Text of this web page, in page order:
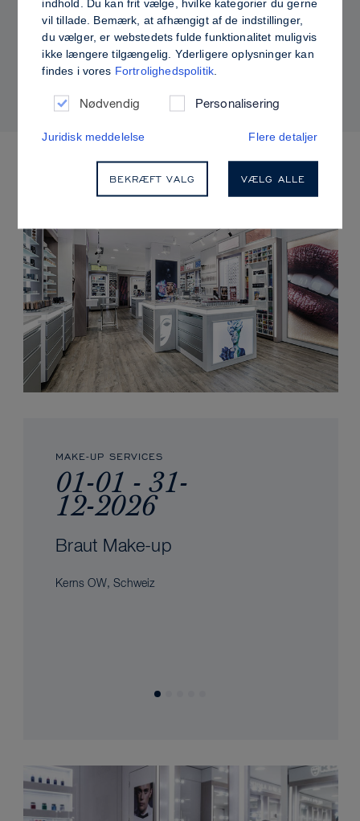
PRO TIPS
Dewy vs. Oily Skin: How to Set Sculpt &
Glow for a Radiant, Shine-Controlled Finish
KOMMENDE ARRANGEMENTER
MAKE-UP SERVICES
01-01 - 31-
12-2026
Braut Make-up
Kerns OW, Schweiz
indhold. Du kan frit vælge, hvilke kategorier du gerne
vil tillade. Bemærk, at afhængigt af de indstillinger,
du vælger, er webstedets fulde funktionalitet muligvis
ikke længere tilgængelig. Yderligere oplysninger kan
findes i vores Fortrolighedspolitik
Nødvendig Personalisering
Juridisk meddelelse Flere detaljer
BEKRÆFT VALG VÆLG ALLE